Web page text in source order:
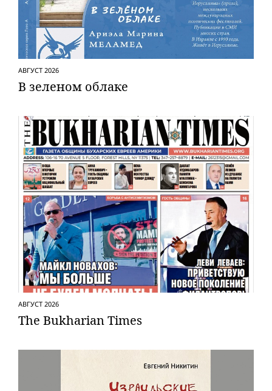
АВГУСТ 2026
В зеленом облаке
АВГУСТ 2026
The Bukharian Times